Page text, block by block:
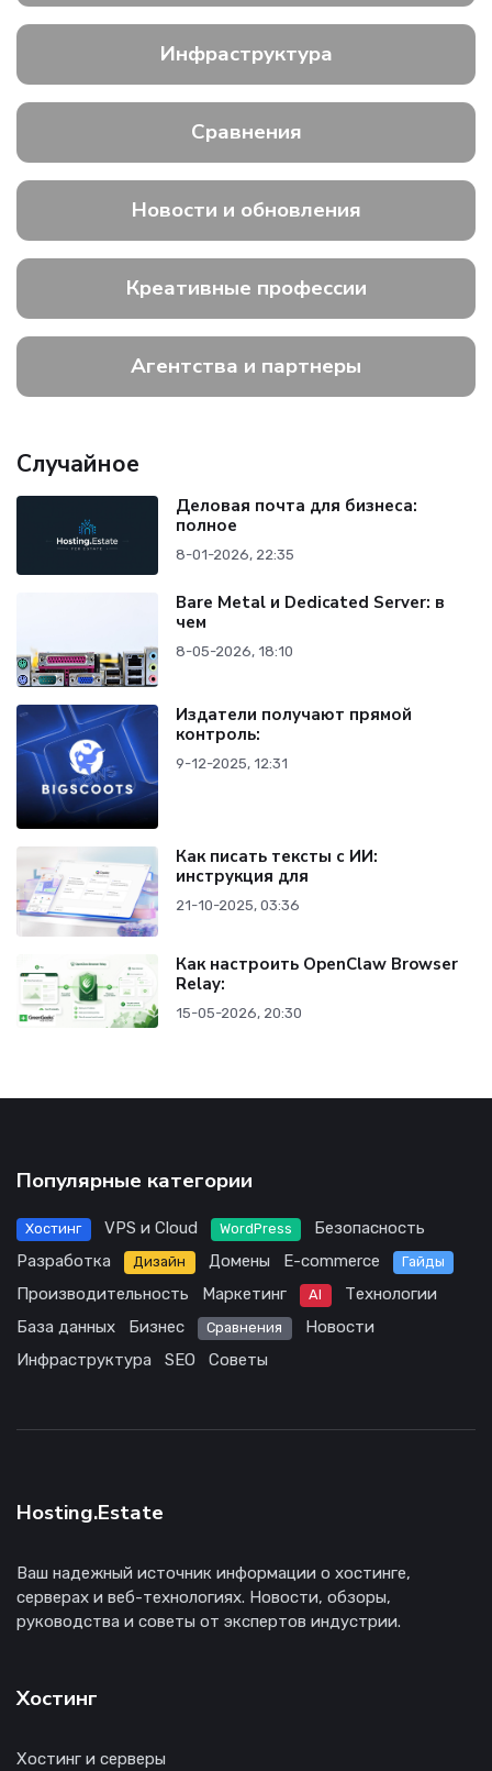
Инфраструктура
Сравнения
Новости и обновления
Креативные профессии
Агентства и партнеры
Случайное
Деловая почта для бизнеса:
полное
8-01-2026, 22:35
Bare Metal и Dedicated Server: в
чем
8-05-2026, 18:10
Издатели получают прямой
контроль:
9-12-2025, 12:31
Как писать тексты с ИИ:
инструкция для
21-10-2025, 03:36
Как настроить OpenClaw Browser
Relay:
15-05-2026, 20:30
Популярные категории
Хостинг VPS и Cloud WordPress
Безопасность
Разработка
Дизайн Домены E-commerce Гайды
Производительность Маркетинг AI
Технологии
База данных
Бизнес Сравнения
Новости
Инфраструктура
SEO Советы
Hosting.Estate
Ваш надежный источник информации о хостинге,
серверах и веб-технологиях. Новости, обзоры,
руководства и советы от экспертов индустрии.
Хостинг
Хостинг и серверы